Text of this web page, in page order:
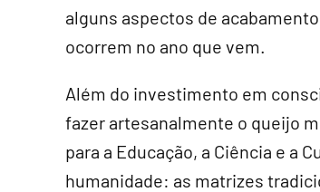
alguns aspectos de
ocorrem no ano que vem.
Além do investimento em
fazer artesanalmente o queijo
para a Educação, a Ciência e a
humanidade: as matrizes